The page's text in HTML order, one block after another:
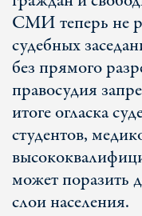
СМИ теперь не
судебных
без прямого
правосудия
итоге огласка
студентов,
может поразить
слои населения.